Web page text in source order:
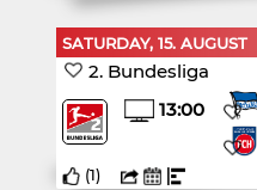
SATURDAY, 15. AUGUST
2. Bundesliga
13:00
(1)